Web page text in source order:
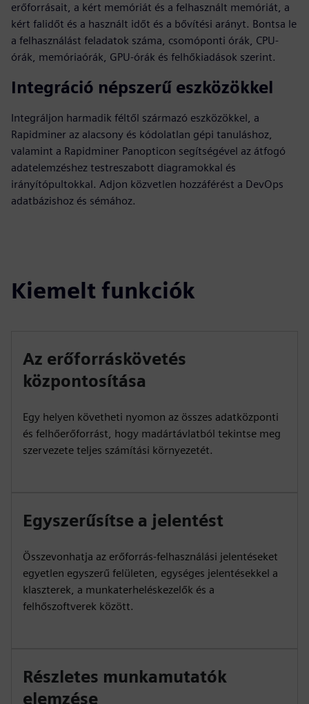
erőforrásait, a kért memóriát és a felhasznált memóriát, a
kért falidőt és a használt időt és a bővítési arányt. Bontsa le
a felhasználást feladatok száma, csomóponti órák, CPU-
órák, memóriaórák, GPU-órák és felhőkiadások szerint.
Integráció népszerű eszközökkel
Integráljon harmadik féltől származó eszközökkel, a
Rapidminer az alacsony és kódolatlan gépi tanuláshoz,
valamint a Rapidminer Panopticon segítségével az átfogó
adatelemzéshez testreszabott diagramokkal és
irányítópultokkal. Adjon közvetlen hozzáférést a DevOps
adatbázishoz és sémához.
Kiemelt funkciók
Az erőforráskövetés
központosítása
Egy helyen követheti nyomon az összes adatközponti
és felhőerőforrást, hogy madártávlatból tekintse meg
szervezete teljes számítási környezetét.
Egyszerűsítse a jelentést
Összevonhatja az erőforrás-felhasználási jelentéseket
egyetlen egyszerű felületen, egységes jelentésekkel a
klaszterek, a munkaterheléskezelők és a
felhőszoftverek között.
Részletes munkamutatók
elemzése